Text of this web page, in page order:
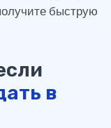
быструю
в